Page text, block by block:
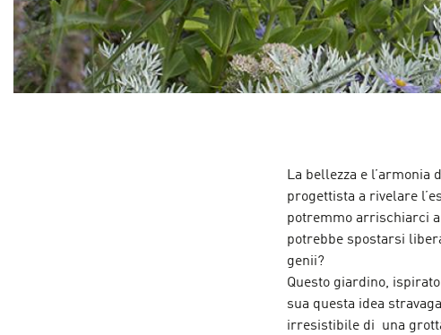
La bellezza e
progettista a rivelare
potremmo arrischiarci a
potrebbe spostarsi
genii?
Questo giardino,
sua questa idea
irresistibile di una